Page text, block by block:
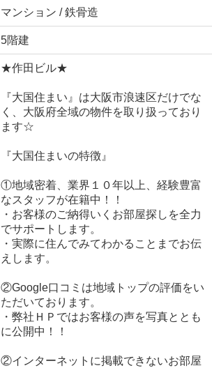
マンション / 鉄骨造
5階建
★作田ビル★
『大国住まい』は大阪市浪速区だけでな
く、大阪府全域の物件を取り扱っており
ます☆
『大国住まいの特徴』
①地域密着、業界１０年以上、経験豊富
なスタッフが在籍中！！
・お客様のご納得いくお部屋探しを全力
でサポートします。
・実際に住んでみてわかることまでお伝
えします。
②Google口コミは地域トップの評価をい
ただいております。
・弊社ＨＰではお客様の声を写真ととも
に公開中！！
②インターネットに掲載できないお部屋